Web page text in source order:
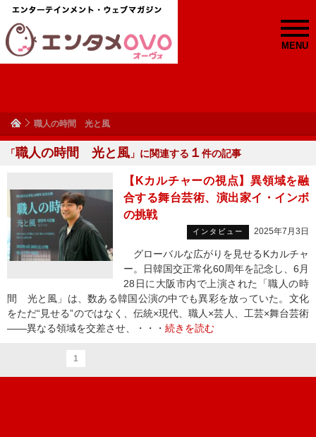
MENU
職人の時間 光と風
「職人の時間 光と風 」に関連する １ 件の記事
【Kカルチャーの視点】異領域を融
合する舞台芸術、演出家イ・インボ
の挑戦
インタビュー 2025年7月3日
グローバルな広がりを見せるKカルチャ
ー。日韓国交正常化60周年を記念し、6月
28日に大阪市内で上演された「職人の時
間 光と風」は、数ある韓国公演の中でも異彩を放っていた。文化
をただ“見せる”のではなく、伝統×現代、職人×芸人、工芸×舞台芸術
――異なる領域を交差させ、・・・ 続きを読む
1